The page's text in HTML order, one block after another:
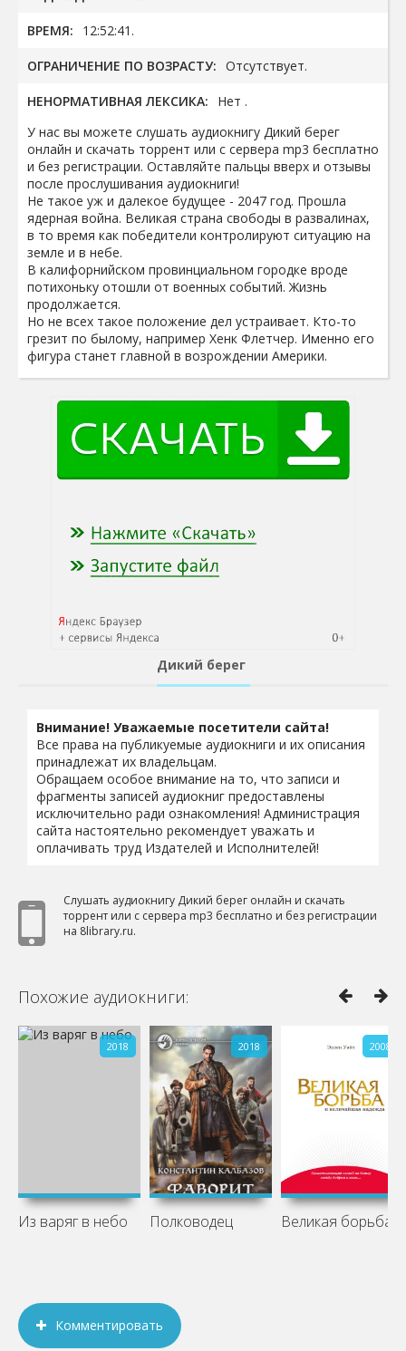
ВРЕМЯ: 12:52:41.
ОГРАНИЧЕНИЕ ПО ВОЗРАСТУ: Отсутствует.
НЕНОРМАТИВНАЯ ЛЕКСИКА:
Нет .
У нас вы можете слушать аудиокнигу Дикий берег
онлайн и скачать торрент или с сервера mp3 бесплатно
и без регистрации. Оставляйте пальцы вверх и отзывы
после прослушивания аудиокниги!
Не такое уж и далекое будущее - 2047 год. Прошла
ядерная война. Великая страна свободы в развалинах,
в то время как победители контролируют ситуацию на
земле и в небе.
В калифорнийском провинциальном городке вроде
потихоньку отошли от военных событий. Жизнь
продолжается.
Но не всех такое положение дел устраивает. Кто-то
грезит по былому, например Хенк Флетчер. Именно его
фигура станет главной в возрождении Америки.
Дикий берег
Внимание! Уважаемые посетители сайта!
Все права на публикуемые аудиокниги и их описания
принадлежат их владельцам.
Обращаем особое внимание на то, что записи и
фрагменты записей аудиокниг предоставлены
исключительно ради ознакомления! Администрация
сайта настоятельно рекомендует уважать и
оплачивать труд Издателей и Исполнителей!
Слушать аудиокнигу Дикий берег онлайн и скачать
торрент или с сервера mp3 бесплатно и без регистрации
на 8library.ru.
Похожие аудиокниги:
2018
Из варяг в небо
2018
Полководец
2008
Великая борьба
Комментировать